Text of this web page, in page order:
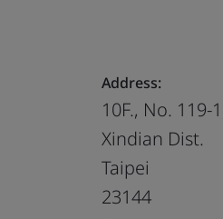
Address:
10F., No. 119-
Xindian Dist.
Taipei
23144